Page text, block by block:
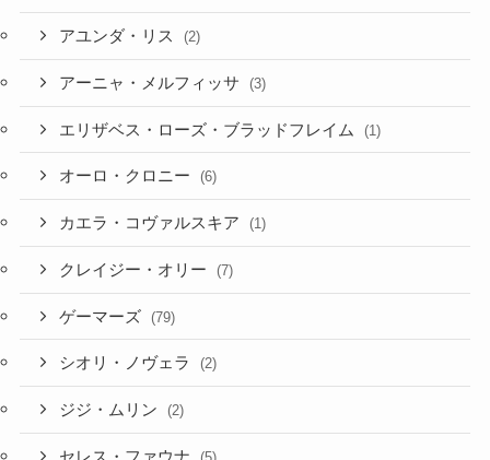
アユンダ・リス (2)
アーニャ・メルフィッサ (3)
エリザベス・ローズ・ブラッドフレイム (1)
オーロ・クロニー (6)
カエラ・コヴァルスキア (1)
クレイジー・オリー (7)
ゲーマーズ (79)
シオリ・ノヴェラ (2)
ジジ・ムリン (2)
セレス・ファウナ